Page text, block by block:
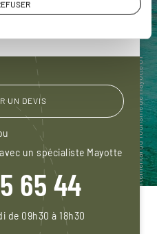
interlocuteur avant,
UN DEVIS
un spécialiste Mayotte
65 44
de 09h30 à 18h30